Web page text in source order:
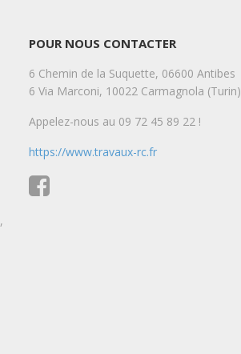
Durand
de mon nouvel
POUR NOUS CONTACTER
6 Chemin de la Suquette, 06600 Antibes
6 Via Marconi, 10022 Carmagnola (Turin)
Appelez-nous au 09 72 45 89 22 !
https://www.travaux-rc.fr